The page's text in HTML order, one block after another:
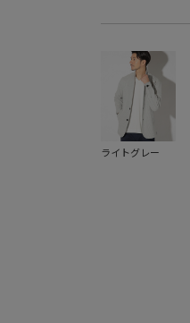
ライトグレー